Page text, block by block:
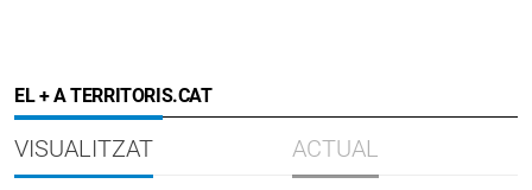
EL + A TERRITORIS.CAT
VISUALITZAT ACTUAL